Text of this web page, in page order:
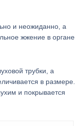
и неожиданно, а
жжение в органе
трубки, а
в размере.
и покрывается